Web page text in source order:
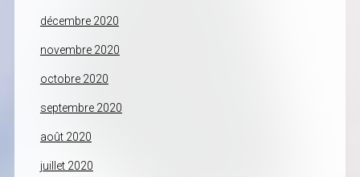
décembre 2020
novembre 2020
octobre 2020
septembre 2020
août 2020
juillet 2020